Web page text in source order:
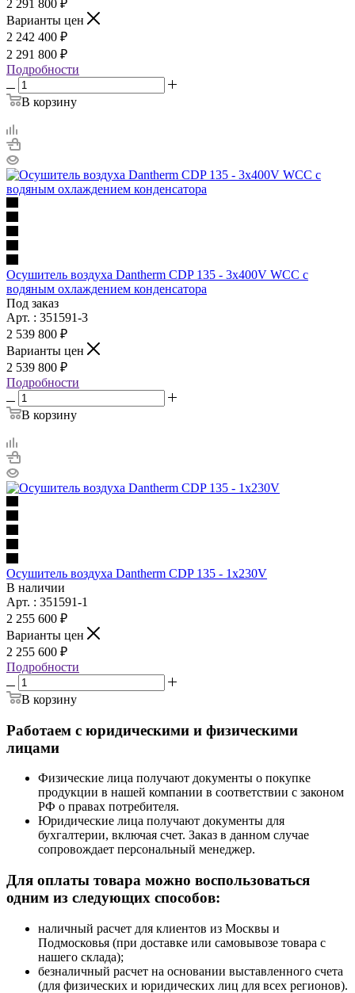
2 291 800 ₽
Варианты цен
2 242 400 ₽
2 291 800 ₽
Подробности
В корзину
Осушитель воздуха Dantherm CDP 135 - 3x400V WCC с
водяным охлаждением конденсатора
Под заказ
Арт. : 351591-3
2 539 800 ₽
Варианты цен
2 539 800 ₽
Подробности
В корзину
Осушитель воздуха Dantherm CDP 135 - 1x230V
В наличии
Арт. : 351591-1
2 255 600 ₽
Варианты цен
2 255 600 ₽
Подробности
В корзину
Работаем с юридическими и физическими
лицами
Физические лица получают документы о покупке
продукции в нашей компании в соответствии с законом
РФ о правах потребителя.
Юридические лица получают документы для
бухгалтерии, включая счет. Заказ в данном случае
сопровождает персональный менеджер.
Для оплаты товара можно воспользоваться
одним из следующих способов:
наличный расчет для клиентов из Москвы и
Подмосковья (при доставке или самовывозе товара с
нашего склада);
безналичный расчет на основании выставленного счета
(для физических и юридических лиц для всех регионов).